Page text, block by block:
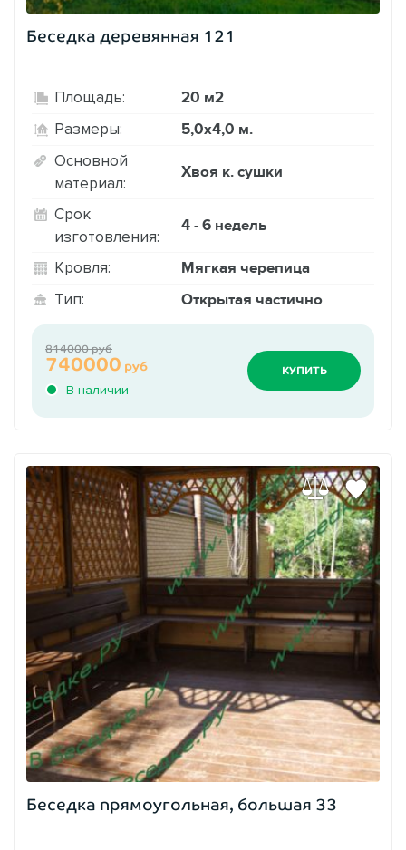
Беседка деревянная 121
Площадь: 20 м2
Размеры: 5,0х4,0 м.
Основной
материал:
Хвоя к. сушки
Срок
изготовления:
4 - 6 недель
Кровля: Мягкая черепица
Тип: Открытая частично
В наличии
740000 руб
814000 руб
КУПИТЬ
Беседка прямоугольная, большая 33